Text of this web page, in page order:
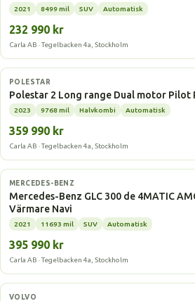
2021 8499 mil SUV Automatisk
232 990 kr
Carla AB · Tegelbacken 4a, Stockholm
Elbil
POLESTAR
Polestar 2 Long range Dual motor Pilot
2023 9768 mil Halvkombi Automatisk
359 990 kr
Carla AB · Tegelbacken 4a, Stockholm
Laddhybrid
MERCEDES-BENZ
Mercedes-Benz GLC 300 de 4MATIC
Värmare Navi
2021 11693 mil SUV Automatisk
395 990 kr
Carla AB · Tegelbacken 4a, Stockholm
Laddhybrid
VOLVO